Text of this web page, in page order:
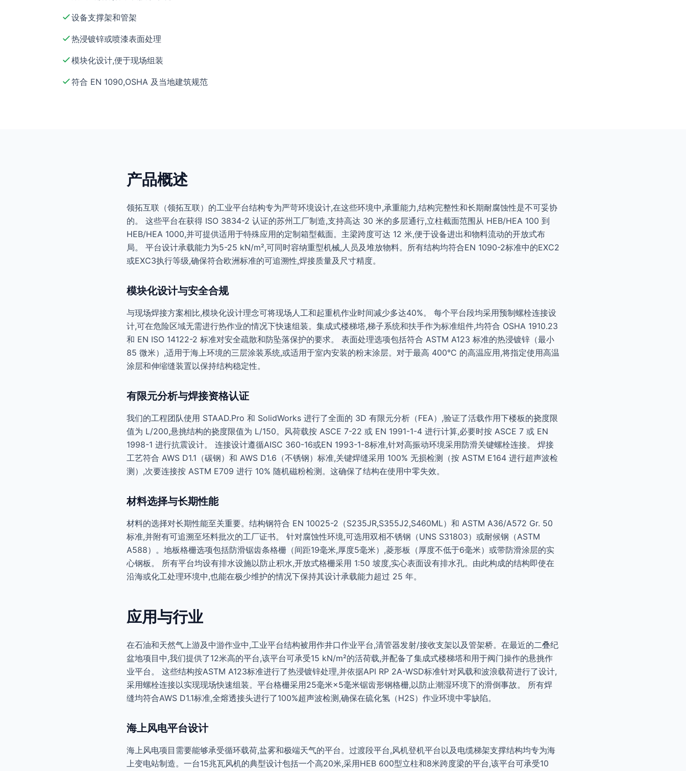
设备支撑架和管架
热浸镀锌或喷漆表面处理
模块化设计,便于现场组装
符合 EN 1090,OSHA 及当地建筑规范
产品概述
领拓互联（领拓互联）的工业平台结构专为严苛环境设计,在这些环境中,承重能力,结构完整性和长期耐腐蚀性是不可妥协
的。 这些平台在获得 ISO 3834-2 认证的苏州工厂制造,支持高达 30 米的多层通行,立柱截面范围从 HEB/HEA 100 到
HEB/HEA 1000,并可提供适用于特殊应用的定制箱型截面。主梁跨度可达 12 米,便于设备进出和物料流动的开放式布
局。 平台设计承载能力为5-25 kN/m²,可同时容纳重型机械,人员及堆放物料。所有结构均符合EN 1090-2标准中的EXC2
或EXC3执行等级,确保符合欧洲标准的可追溯性,焊接质量及尺寸精度。
模块化设计与安全合规
与现场焊接方案相比,模块化设计理念可将现场人工和起重机作业时间减少多达40%。 每个平台段均采用预制螺栓连接设
计,可在危险区域无需进行热作业的情况下快速组装。集成式楼梯塔,梯子系统和扶手作为标准组件,均符合 OSHA 1910.23
和 EN ISO 14122-2 标准对安全疏散和防坠落保护的要求。 表面处理选项包括符合 ASTM A123 标准的热浸镀锌（最小
85 微米）,适用于海上环境的三层涂装系统,或适用于室内安装的粉末涂层。对于最高 400°C 的高温应用,将指定使用高温
涂层和伸缩缝装置以保持结构稳定性。
有限元分析与焊接资格认证
我们的工程团队使用 STAAD.Pro 和 SolidWorks 进行了全面的 3D 有限元分析（FEA）,验证了活载作用下楼板的挠度限
值为 L/200,悬挑结构的挠度限值为 L/150。风荷载按 ASCE 7-22 或 EN 1991-1-4 进行计算,必要时按 ASCE 7 或 EN
1998-1 进行抗震设计。 连接设计遵循AISC 360-16或EN 1993-1-8标准,针对高振动环境采用防滑关键螺栓连接。 焊接
工艺符合 AWS D1.1（碳钢）和 AWS D1.6（不锈钢）标准,关键焊缝采用 100% 无损检测（按 ASTM E164 进行超声波检
测）,次要连接按 ASTM E709 进行 10% 随机磁粉检测。这确保了结构在使用中零失效。
材料选择与长期性能
材料的选择对长期性能至关重要。结构钢符合 EN 10025-2（S235JR,S355J2,S460ML）和 ASTM A36/A572 Gr. 50
标准,并附有可追溯至坯料批次的工厂证书。 针对腐蚀性环境,可选用双相不锈钢（UNS S31803）或耐候钢（ASTM
A588）。地板格栅选项包括防滑锯齿条格栅（间距19毫米,厚度5毫米）,菱形板（厚度不低于6毫米）或带防滑涂层的实
心钢板。 所有平台均设有排水设施以防止积水,开放式格栅采用 1:50 坡度,实心表面设有排水孔。由此构成的结构即使在
沿海或化工处理环境中,也能在极少维护的情况下保持其设计承载能力超过 25 年。
应用与行业
在石油和天然气上游及中游作业中,工业平台结构被用作井口作业平台,清管器发射/接收支架以及管架桥。在最近的二叠纪
盆地项目中,我们提供了12米高的平台,该平台可承受15 kN/m²的活荷载,并配备了集成式楼梯塔和用于阀门操作的悬挑作
业平台。 这些结构按ASTM A123标准进行了热浸镀锌处理,并依据API RP 2A-WSD标准针对风载和波浪载荷进行了设计,
采用螺栓连接以实现现场快速组装。平台格栅采用25毫米×5毫米锯齿形钢格栅,以防止潮湿环境下的滑倒事故。 所有焊
缝均符合AWS D1.1标准,全熔透接头进行了100%超声波检测,确保在硫化氢（H2S）作业环境中零缺陷。
海上风电平台设计
海上风电项目需要能够承受循环载荷,盐雾和极端天气的平台。过渡段平台,风机登机平台以及电缆梯架支撑结构均专为海
上变电站制造。一台15兆瓦风机的典型设计包括一个高20米,采用HEB 600型立柱和8米跨度梁的平台,该平台可承受10